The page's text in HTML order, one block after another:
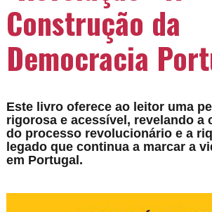
Construção da
Democracia
Este livro oferece ao leitor uma
rigorosa e acessível, revelando a
do processo revolucionário e a
legado que continua a marcar a
em Portugal.